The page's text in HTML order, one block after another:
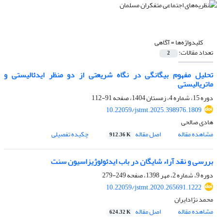
کلیدواژه‌ها =آگاهی
تعداد مقالات: 2
تحلیل مفهوم بیگانگی در نگاه شریعتی از دو منظر ایدئالیستی و
ماتریالیستی
دوره 15، شماره 4، زمستان 1404، صفحه
91-112
10.22059/jstmt.2025.398976.1809
هادی صالحی
مشاهده مقاله
اصل مقاله 912.36 K چکیده تفصیلی
بررسی و نقد آراء شایگان در باب ایدئولوژیزاسیون سنت
دوره 9، شماره 2، مهر 1398، صفحه
249-279
10.22059/jstmt.2020.265691.1222
محمد نژادایران
مشاهده مقاله
اصل مقاله 624.32 K